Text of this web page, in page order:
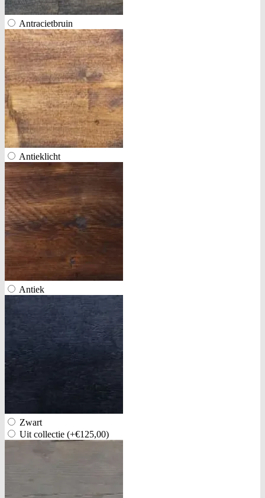
Antracietbruin
Antieklicht
Antiek
Zwart
Uit collectie (+€125,00)